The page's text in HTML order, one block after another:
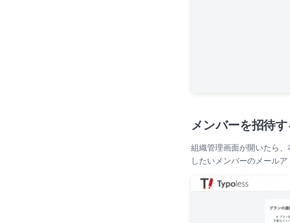
メンバーを招待す
組織管理画面が開いたら、
したいメンバーのメール